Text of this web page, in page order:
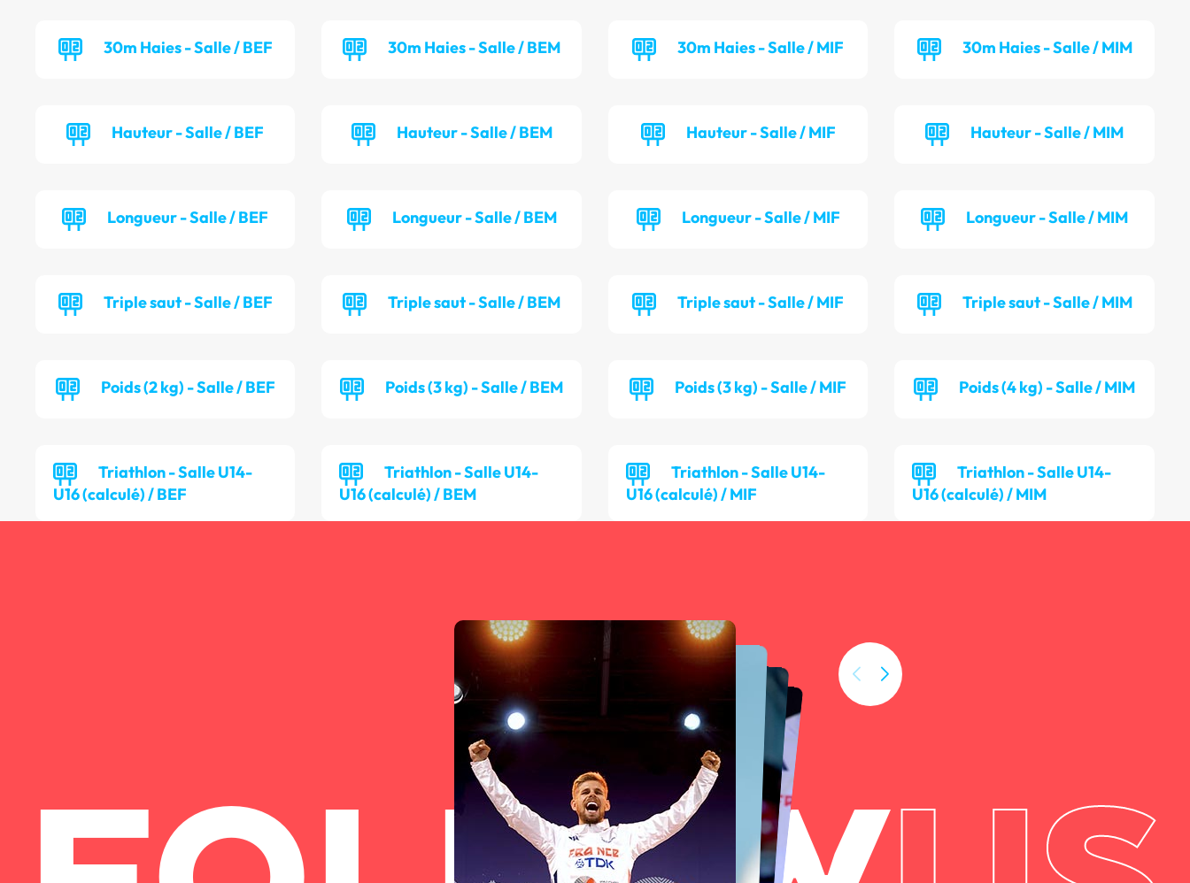
30m Haies - Salle / BEF 30m Haies - Salle / BEM 30m Haies - Salle / MIF 30m Haies - Salle / MIM
Hauteur - Salle / BEF Hauteur - Salle / BEM Hauteur - Salle / MIF Hauteur - Salle / MIM
Longueur - Salle / BEF Longueur - Salle / BEM Longueur - Salle / MIF Longueur - Salle / MIM
Triple saut - Salle / BEF Triple saut - Salle / BEM Triple saut - Salle / MIF Triple saut - Salle / MIM
Poids (2 kg) - Salle / BEF Poids (3 kg) - Salle / BEM Poids (3 kg) - Salle / MIF Poids (4 kg) - Salle / MIM
Triathlon - Salle U14-
U16 (calculé) / BEF
Triathlon - Salle U14-
U16 (calculé) / BEM
Triathlon - Salle U14-
U16 (calculé) / MIF
Triathlon - Salle U14-
U16 (calculé) / MIM